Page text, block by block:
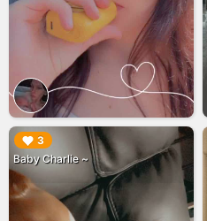
3
Baby Charlie ~
▶︎